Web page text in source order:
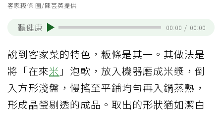
客家粄條 圖/陳芸英提供
聽健康 00:00 / 00:00
說到客家菜的特色，粄條是其一。其做法是
將「在來米 」泡軟，放入機器磨成米漿，倒
入方形淺盤，慢搖至平鋪均勻再入鍋蒸熟，
形成晶瑩剔透的成品。取出的形狀猶如潔白